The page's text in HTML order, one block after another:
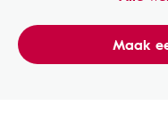
Maak